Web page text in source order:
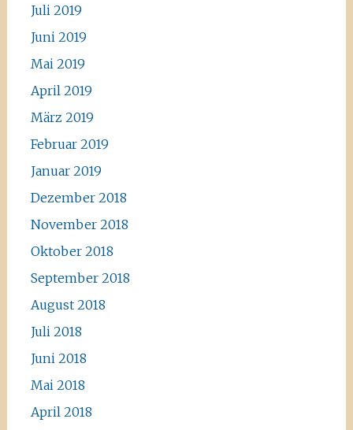
Juli 2019
Juni 2019
Mai 2019
April 2019
März 2019
Februar 2019
Januar 2019
Dezember 2018
November 2018
Oktober 2018
September 2018
August 2018
Juli 2018
Juni 2018
Mai 2018
April 2018